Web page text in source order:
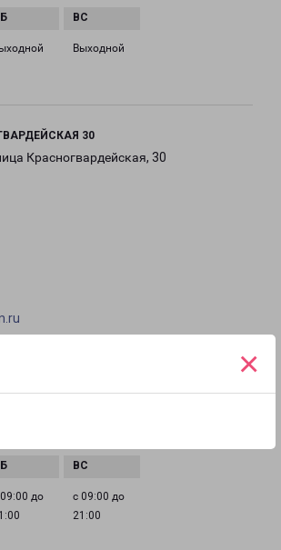
×
Выходной
30
Красногвардейская, 30
до
с 09:00 до
21:00